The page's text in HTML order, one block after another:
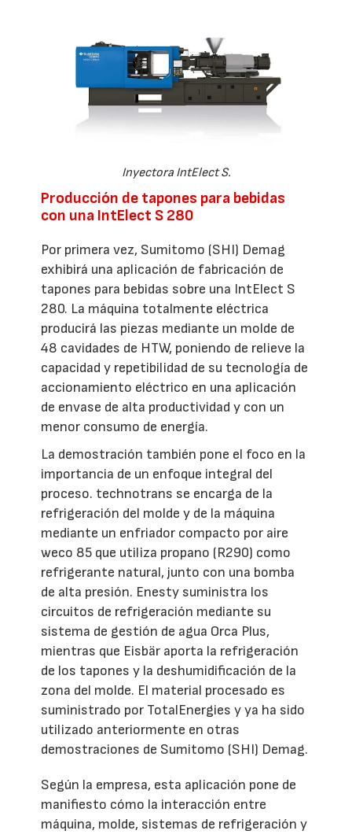
Inyectora IntElect S.
Producción de tapones para bebidas
con una IntElect S 280
Por primera vez, Sumitomo (SHI) Demag
exhibirá una aplicación de fabricación de
tapones para bebidas sobre una IntElect S
280. La máquina totalmente eléctrica
producirá las piezas mediante un molde de
48 cavidades de HTW, poniendo de relieve la
capacidad y repetibilidad de su tecnología de
accionamiento eléctrico en una aplicación
de envase de alta productividad y con un
menor consumo de energía.
La demostración también pone el foco en la
importancia de un enfoque integral del
proceso. technotrans se encarga de la
refrigeración del molde y de la máquina
mediante un enfriador compacto por aire
weco 85 que utiliza propano (R290) como
refrigerante natural, junto con una bomba
de alta presión. Enesty suministra los
circuitos de refrigeración mediante su
sistema de gestión de agua Orca Plus,
mientras que Eisbär aporta la refrigeración
de los tapones y la deshumidificación de la
zona del molde. El material procesado es
suministrado por TotalEnergies y ya ha sido
utilizado anteriormente en otras
demostraciones de Sumitomo (SHI) Demag.
Según la empresa, esta aplicación pone de
manifiesto cómo la interacción entre
máquina, molde, sistemas de refrigeración y